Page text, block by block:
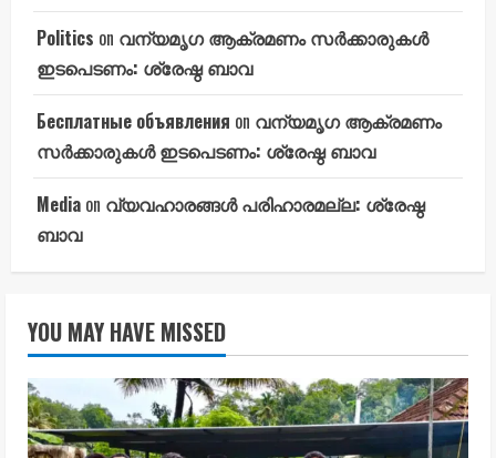
Politics on വന്യമൃഗ ആക്രമണം സർക്കാരുകൾ
ഇടപെടണം: ശ്രേഷ്ഠ ബാവ
Бесплатные объявления on വന്യമൃഗ ആക്രമണം
സർക്കാരുകൾ ഇടപെടണം: ശ്രേഷ്ഠ ബാവ
Media on വ്യവഹാരങ്ങൾ പരിഹാരമല്ല: ശ്രേഷ്ഠ
ബാവ
YOU MAY HAVE MISSED